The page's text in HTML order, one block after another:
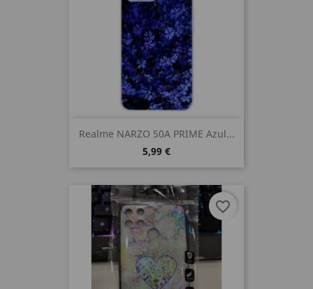
Realme NARZO 50A PRIME Azul...
5,99 €
favorite_border